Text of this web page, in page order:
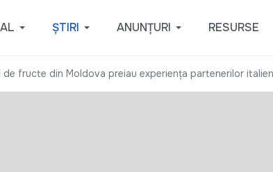
ȘTIRI ANUNȚURI RESURSE
fructe din Moldova preiau experiența partenerilor